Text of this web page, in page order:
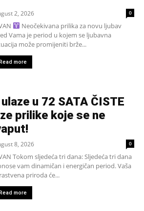
2, 2026 0
Neočekivana prilika za novu ljubav
Vama je period u kojem se ljubavna
može promijeniti brže...
Read more
u 72 SATA ČISTE
prilike koje se ne
8, 2026 0
Tokom sljedeća tri dana: Sljedeća tri dana
vam dinamičan i energičan period. Vaša
priroda će...
Read more